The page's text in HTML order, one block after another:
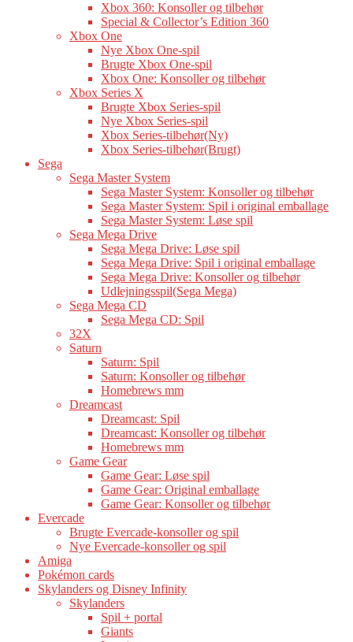
Xbox 360: Konsoller og tilbehør
Special & Collector’s Edition 360
Xbox One
Nye Xbox One-spil
Brugte Xbox One-spil
Xbox One: Konsoller og tilbehør
Xbox Series X
Brugte Xbox Series-spil
Nye Xbox Series-spil
Xbox Series-tilbehør(Ny)
Xbox Series-tilbehør(Brugt)
Sega
Sega Master System
Sega Master System: Konsoller og tilbehør
Sega Master System: Spil i original emballage
Sega Master System: Løse spil
Sega Mega Drive
Sega Mega Drive: Løse spil
Sega Mega Drive: Spil i original emballage
Sega Mega Drive: Konsoller og tilbehør
Udlejningsspil(Sega Mega)
Sega Mega CD
Sega Mega CD: Spil
32X
Saturn
Saturn: Spil
Saturn: Konsoller og tilbehør
Homebrews mm
Dreamcast
Dreamcast: Spil
Dreamcast: Konsoller og tilbehør
Homebrews mm
Game Gear
Game Gear: Løse spil
Game Gear: Original emballage
Game Gear: Konsoller og tilbehør
Evercade
Brugte Evercade-konsoller og spil
Nye Evercade-konsoller og spil
Amiga
Pokémon cards
Skylanders og Disney Infinity
Skylanders
Spil + portal
Giants